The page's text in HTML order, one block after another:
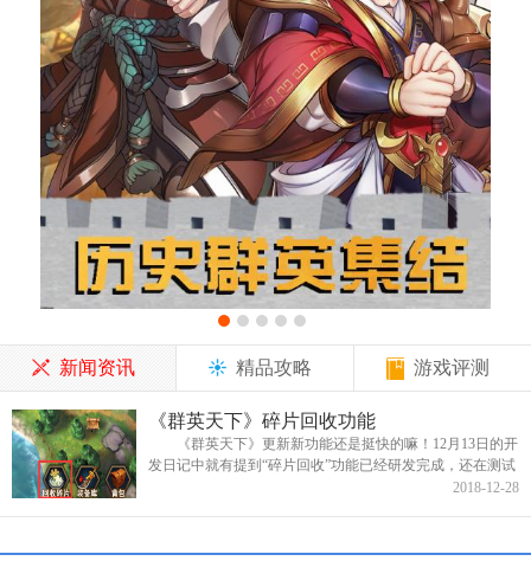
新闻资讯 精品攻略 游戏评测
《群英天下》碎片回收功能
《群英天下》更新新功能还是挺快的嘛！12月13日的开
发日记中就有提到“碎片回收”功能已经研发完成，还在测试
阶段，12月21日的开发日记就公布了碎片回收功能已完成，
2018-12-28